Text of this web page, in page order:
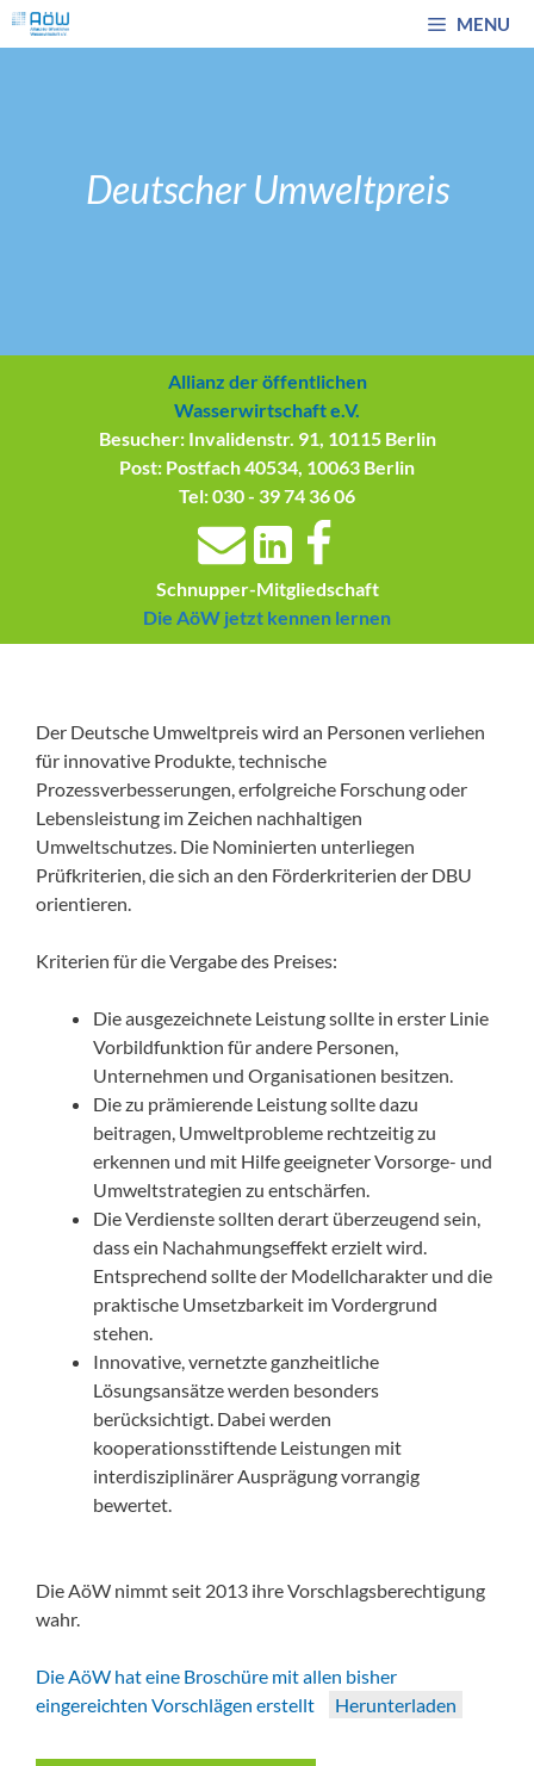
Zum
Inhalt
MENU
Deutscher Umweltpreis
Allianz der öffentlichen
Wasserwirtschaft e.V.
Besucher: Invalidenstr. 91, 10115 Berlin
Post: Postfach 40534, 10063 Berlin
Tel: 030 - 39 74 36 06
Schnupper-Mitgliedschaft
Die AöW jetzt kennen lernen
Der Deutsche Umweltpreis wird an Personen verliehen
für innovative Produkte, technische
Prozessverbesserungen, erfolgreiche Forschung oder
Lebensleistung im Zeichen nachhaltigen
Umweltschutzes. Die Nominierten unterliegen
Prüfkriterien, die sich an den Förderkriterien der DBU
orientieren.
Kriterien für die Vergabe des Preises:
Die ausgezeichnete Leistung sollte in erster Linie
Vorbildfunktion für andere Personen,
Unternehmen und Organisationen besitzen.
Die zu prämierende Leistung sollte dazu
beitragen, Umweltprobleme rechtzeitig zu
erkennen und mit Hilfe geeigneter Vorsorge- und
Umweltstrategien zu entschärfen.
Die Verdienste sollten derart überzeugend sein,
dass ein Nachahmungseffekt erzielt wird.
Entsprechend sollte der Modellcharakter und die
praktische Umsetzbarkeit im Vordergrund
stehen.
Innovative, vernetzte ganzheitliche
Lösungsansätze werden besonders
berücksichtigt. Dabei werden
kooperationsstiftende Leistungen mit
interdisziplinärer Ausprägung vorrangig
bewertet.
Die AöW nimmt seit 2013 ihre Vorschlagsberechtigung
wahr.
Die AöW hat eine Broschüre mit allen bisher
eingereichten Vorschlägen erstellt
Herunterladen